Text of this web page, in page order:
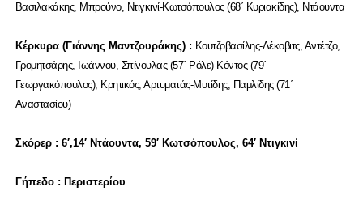
Βασιλακάκης, Μπρούνο, Ντιγκινί-Κωτσόπουλος (68΄ Κυριακίδης), Ντάουντα
Κέρκυρα (Γιάννης Μαντζουράκης) : Κουτζοβασίλης-Λέκοβιτς, Αντέτζο,
Γρομητσάρης, Ιωάννου, Σπίνουλας (57΄ Ρόλε)-Κόντος (79΄
Γεωργακόπουλος), Κρητικός, Αρτυματάς-Μυτίδης, Παμλίδης (71΄
Αναστασίου)
Σκόρερ : 6′,14′ Ντάουντα, 59′ Κωτσόπουλος, 64′ Ντιγκινί
Γήπεδο : Περιστερίου